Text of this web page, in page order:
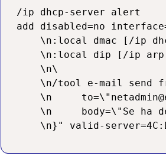
/ip dhcp-server alert
add disabled=no
\n:local dmac [/ip
\n:local dip [/ip
    \n\
\n/tool e-mail send
\n
\n     body=\"Se ha